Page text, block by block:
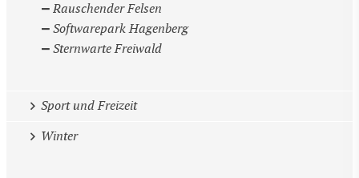
Rauschender Felsen
Softwarepark Hagenberg
Sternwarte Freiwald
Sport und Freizeit
Winter